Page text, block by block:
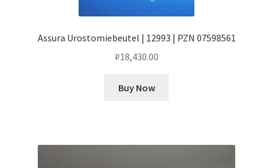
Assura Urostomiebeutel | 12993 | PZN 07598561
₽18,430.00
Buy Now